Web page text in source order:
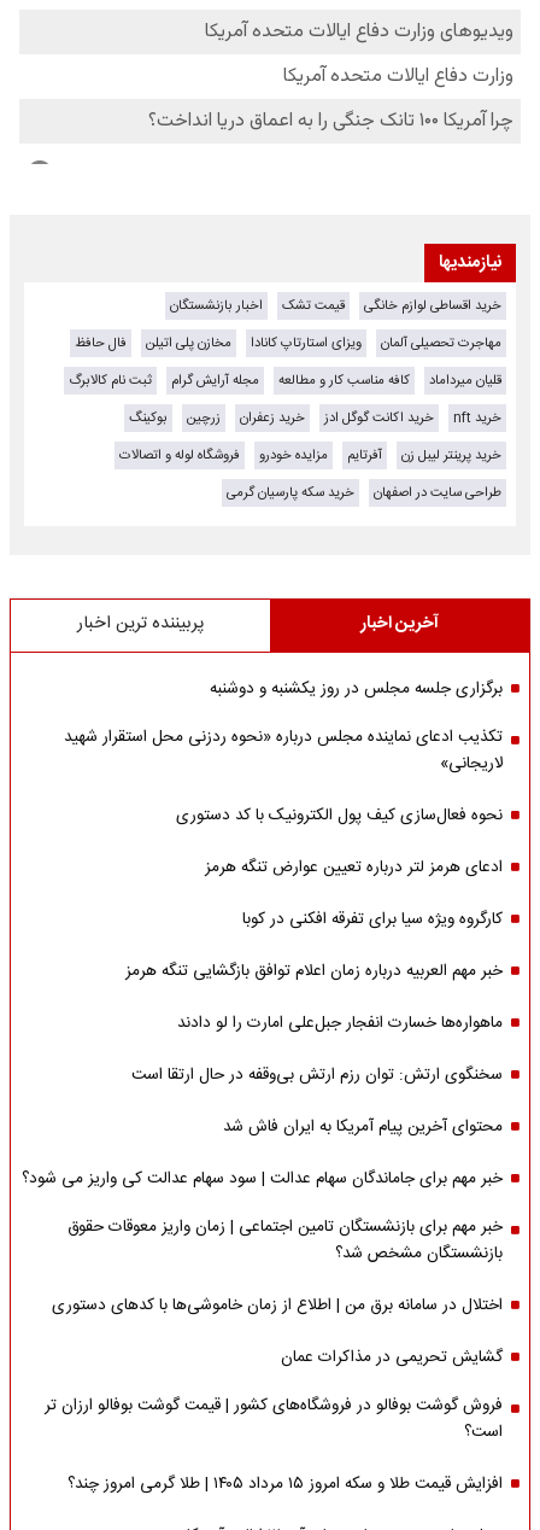
نیازمندیها
خرید اقساطی لوازم خانگی قیمت تشک
اخبار بازنشستگان
مهاجرت تحصیلی آلمان
ویزای استارتاپ کانادا مخازن پلی اتیلن
فال حافظ
قلیان میرداماد
کافه مناسب کار و مطالعه مجله آرایش گرام
ثبت نام کالابرگ
خرید nft
خرید اکانت گوگل ادز خرید زعفران زرچین
بوکینگ
خرید پرینتر لیبل زن
آفرتایم مزایده خودرو
فروشگاه لوله و اتصالات
طراحی سایت در اصفهان
خرید سکه پارسیان گرمی
آخرین اخبار پربیننده ترین اخبار
برگزاری جلسه مجلس در روز یکشنبه و دوشنبه
تکذیب ادعای نماینده مجلس درباره «نحوه ردزنی محل استقرار شهید
لاریجانی»
نحوه فعال‌سازی کیف پول الکترونیک با کد دستوری
ادعای هرمز لتر درباره تعیین عوارض تنگه هرمز
کارگروه ویژه سیا برای تفرقه افکنی در کوبا
خبر مهم العربیه درباره زمان اعلام توافق بازگشایی تنگه هرمز
ماهواره‌‌ها خسارت انفجار جبل‌علی امارت را لو دادند
سخنگوی ارتش: توان رزم ارتش بی‌وقفه در حال ارتقا است
محتوای آخرین پیام آمریکا به ایران فاش شد
خبر مهم برای جاماندگان سهام عدالت | سود سهام عدالت کی واریز می شود؟
خبر مهم برای بازنشستگان تامین اجتماعی | زمان واریز معوقات حقوق
بازنشستگان مشخص شد؟
اختلال در سامانه برق من | اطلاع از زمان خاموشی‌ها با کدهای دستوری
گشایش تحریمی در مذاکرات عمان
فروش گوشت بوفالو در فروشگاه‌های کشور | قیمت گوشت بوفالو ارزان تر
است؟
افزایش قیمت طلا و سکه امروز ۱۵ مرداد ۱۴۰۵ | طلا گرمی امروز چند؟